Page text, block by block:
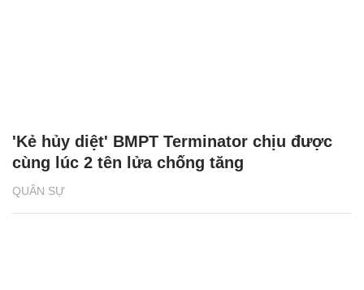
QUÂN SỰ
'Kẻ hủy diệt' BMPT Terminator chịu được
cùng lúc 2 tên lửa chống tăng